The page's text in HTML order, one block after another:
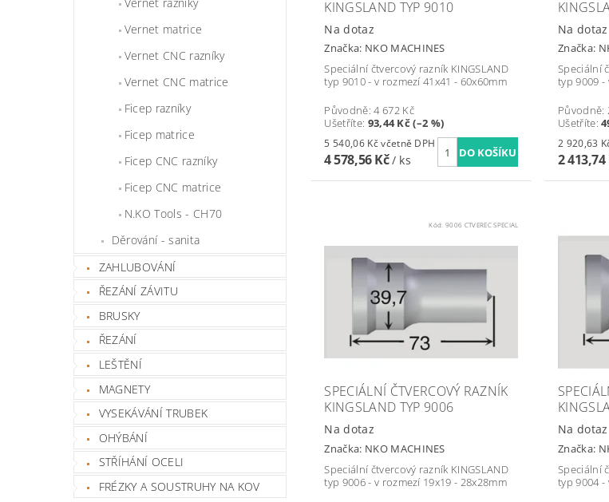
Vernet matrice
Vernet CNC razníky
Vernet CNC matrice
Ficep razníky
Ficep matrice
Ficep CNC razníky
Ficep CNC matrice
N.KO Tools - CH70
Děrování - sanita
ZAHLUBOVÁNÍ
ŘEZÁNÍ ZÁVITU
BRUSKY
ŘEZÁNÍ
LEŠTĚNÍ
MAGNETY
VYSEKÁVÁNÍ TRUBEK
OHÝBÁNÍ
STŘÍHÁNÍ OCELI
FRÉZKY A SOUSTRUHY NA KOV
KINGSLAND TYP 9010
Na dotaz
Značka: NKO MACHINES
Speciální čtvercový razník KINGSLAND
typ 9010 - v rozmezí 41x41 - 60x60mm
Původně:4 672 Kč
Ušetříte: 93,44 Kč (–2 %)
5 540,06 Kč včetně DPH
4 578,56 Kč/ ks
Na dotaz
Značka:
Speciální
typ 9009 -
Původně:
Ušetříte:
2
Kód:9006 CTVEREC SPECIAL
SPECIÁLNÍ ČTVERCOVÝ RAZNÍK
KINGSLAND TYP 9006
Na dotaz
Značka: NKO MACHINES
Speciální čtvercový razník KINGSLAND
typ 9006 - v rozmezí 19x19 - 28x28mm
Na dotaz
Značka:
Speciální
typ 9004 -